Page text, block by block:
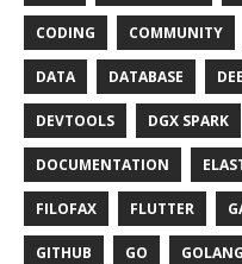
CODING COMMUNITY
DATA DATABASE
DEVTOOLS DGX SPARK
DOCUMENTATION
FILOFAX FLUTTER
GITHUB GO GOLANG